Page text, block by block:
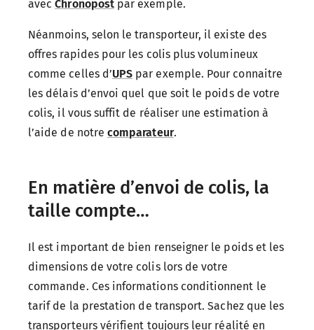
avecChronopostpar exemple.
Néanmoins, selon le transporteur, il existe des
offres rapides pour les colis plus volumineux
comme celles d’UPS par exemple. Pour connaitre
les délais d’envoi quel que soit le poids de votre
colis, il vous suffit de réaliser une estimation à
l’aide de notrecomparateur.
En matière d’envoi de colis, la
taille compte…
Il est important de bien renseigner le poids et les
dimensions de votre colis lors de votre
commande. Ces informations conditionnent le
tarif de la prestation de transport. Sachez que les
transporteurs vérifient toujours leur réalité en